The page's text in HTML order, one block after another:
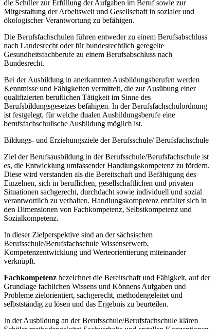
die Schüler zur Erfüllung der Aufgaben im Beruf sowie zur
Mitgestaltung der Arbeitswelt und Gesellschaft in sozialer und
ökologischer Verantwortung zu befähigen.
Die Berufsfachschulen führen entweder zu einem Berufsabschluss
nach Landesrecht oder für bundesrechtlich geregelte
Gesundheitsfachberufe zu einem Berufsabschluss nach
Bundesrecht.
Bei der Ausbildung in anerkannten Ausbildungsberufen werden
Kenntnisse und Fähigkeiten vermittelt, die zur Ausübung einer
qualifizierten beruflichen Tätigkeit im Sinne des
Berufsbildungsgesetzes befähigen. In der Berufsfachschulordnung
ist festgelegt, für welche dualen Ausbildungsberufe eine
berufsfachschulische Ausbildung möglich ist.
Bildungs- und Erziehungsziele der Berufsschule/ Berufsfachschule
Ziel der Berufsausbildung in der Berufsschule/Berufsfachschule ist
es, die Entwicklung umfassender Handlungskompetenz zu fördern.
Diese wird verstanden als die Bereitschaft und Befähigung des
Einzelnen, sich in beruflichen, gesellschaftlichen und privaten
Situationen sachgerecht, durchdacht sowie individuell und sozial
verantwortlich zu verhalten. Handlungskompetenz entfaltet sich in
den Dimensionen von Fachkompetenz, Selbstkompetenz und
Sozialkompetenz.
In dieser Zielperspektive sind an der sächsischen
Berufsschule/Berufsfachschule Wissenserwerb,
Kompetenzentwicklung und Werteorientierung miteinander
verknüpft.
Fachkompetenz bezeichnet die Bereitschaft und Fähigkeit, auf der
Grundlage fachlichen Wissens und Könnens Aufgaben und
Probleme zielorientiert, sachgerecht, methodengeleitet und
selbstständig zu lösen und das Ergebnis zu beurteilen.
In der Ausbildung an der Berufsschule/Berufsfachschule klären